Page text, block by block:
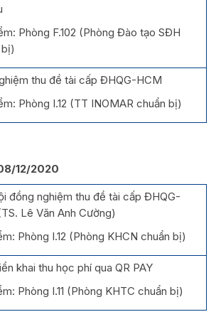
Phòng F.102 (Phòng Đào tạo SĐH
thu đề tài cấp ĐHQG-HCM
Phòng I.12 (TT INOMAR chuẩn bị)
12/2020
đồng nghiệm thu đề tài cấp ĐHQG-
Lê Văn Anh Cường)
Phòng I.12 (Phòng KHCN chuẩn bị)
khai thu học phí qua QR PAY
Phòng I.11 (Phòng KHTC chuẩn bị)